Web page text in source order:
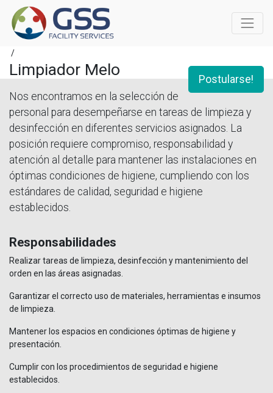
Postularse!
/
Limpiador Melo
Nos encontramos en la selección de
personal para desempeñarse en tareas de limpieza y
desinfección en diferentes servicios asignados. La
posición requiere compromiso, responsabilidad y
atención al detalle para mantener las instalaciones en
óptimas condiciones de higiene, cumpliendo con los
estándares de calidad, seguridad e higiene
establecidos.
Responsabilidades
Realizar tareas de limpieza, desinfección y mantenimiento del
orden en las áreas asignadas.
Garantizar el correcto uso de materiales, herramientas e insumos
de limpieza.
Mantener los espacios en condiciones óptimas de higiene y
presentación.
Cumplir con los procedimientos de seguridad e higiene
establecidos.